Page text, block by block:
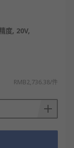
度, 20V,
RMB2,736.38/件